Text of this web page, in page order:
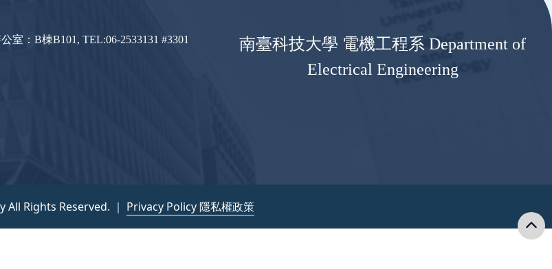
南臺科技大學 電機工程系 Department of
Electrical Engineering
室：B棟B101, TEL:06-2533131 #3301
Rights Reserved. ｜ Privacy Policy 隱私權政策